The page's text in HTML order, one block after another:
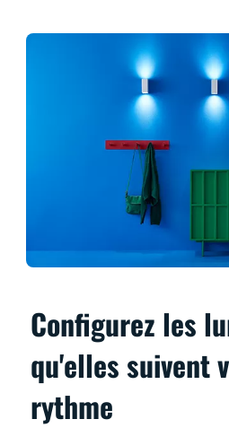
Configurez les
qu'elles suivent
rythme